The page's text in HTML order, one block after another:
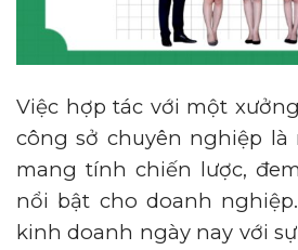
Việc hợp tác với một
công sở chuyên nghiệp
mang tính chiến lược,
nổi bật cho doanh
kinh doanh ngày nay với